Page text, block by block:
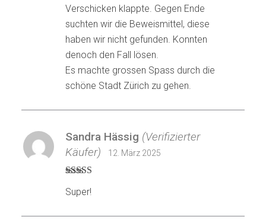
Verschicken klappte. Gegen Ende
suchten wir die Beweismittel, diese
haben wir nicht gefunden. Konnten
denoch den Fall lösen.
Es machte grossen Spass durch die
schöne Stadt Zürich zu gehen.
5von 5
Sandra Hässig (Verifizierter
Käufer)
12. März 2025
Super!